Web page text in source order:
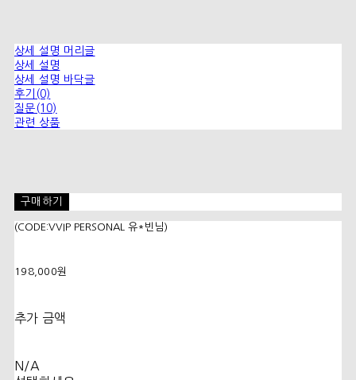
상세 설명 머리글
상세 설명
상세 설명 바닥글
후기(0)
질문(10)
관련 상품
구매하기
(CODE:VVIP PERSONAL 유*빈님)
198,000원
추가 금액
N/A